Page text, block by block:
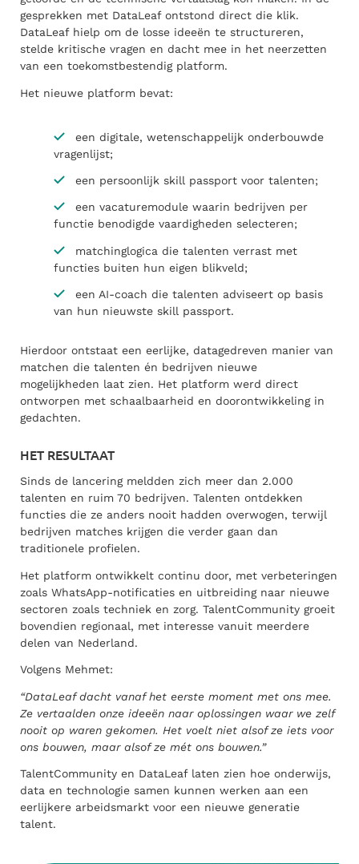
gesprekken met DataLeaf ontstond direct die klik.
DataLeaf hielp om de losse ideeën te structureren,
stelde kritische vragen en dacht mee in het neerzetten
van een toekomstbestendig platform.
Het nieuwe platform bevat:
een digitale, wetenschappelijk onderbouwde
vragenlijst;
een persoonlijk skill passport voor talenten;
een vacaturemodule waarin bedrijven per
functie benodigde vaardigheden selecteren;
matchinglogica die talenten verrast met
functies buiten hun eigen blikveld;
een AI-coach die talenten adviseert op basis
van hun nieuwste skill passport.
Hierdoor ontstaat een eerlijke, datagedreven manier van
matchen die talenten én bedrijven nieuwe
mogelijkheden laat zien. Het platform werd direct
ontworpen met schaalbaarheid en doorontwikkeling in
gedachten.
HET RESULTAAT
Sinds de lancering meldden zich meer dan 2.000
talenten en ruim 70 bedrijven. Talenten ontdekken
functies die ze anders nooit hadden overwogen, terwijl
bedrijven matches krijgen die verder gaan dan
traditionele profielen.
Het platform ontwikkelt continu door, met verbeteringen
zoals WhatsApp-notificaties en uitbreiding naar nieuwe
sectoren zoals techniek en zorg. TalentCommunity groeit
bovendien regionaal, met interesse vanuit meerdere
delen van Nederland.
Volgens Mehmet:
“DataLeaf dacht vanaf het eerste moment met ons mee.
Ze vertaalden onze ideeën naar oplossingen waar we zelf
nooit op waren gekomen. Het voelt niet alsof ze iets voor
ons bouwen, maar alsof ze mét ons bouwen.”
TalentCommunity en DataLeaf laten zien hoe onderwijs,
data en technologie samen kunnen werken aan een
eerlijkere arbeidsmarkt voor een nieuwe generatie
talent.